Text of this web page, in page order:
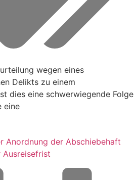
wegen eines
Delikts zu einem
dies eine schwerwiegende Folge
eine
Anordnung der Abschiebehaft